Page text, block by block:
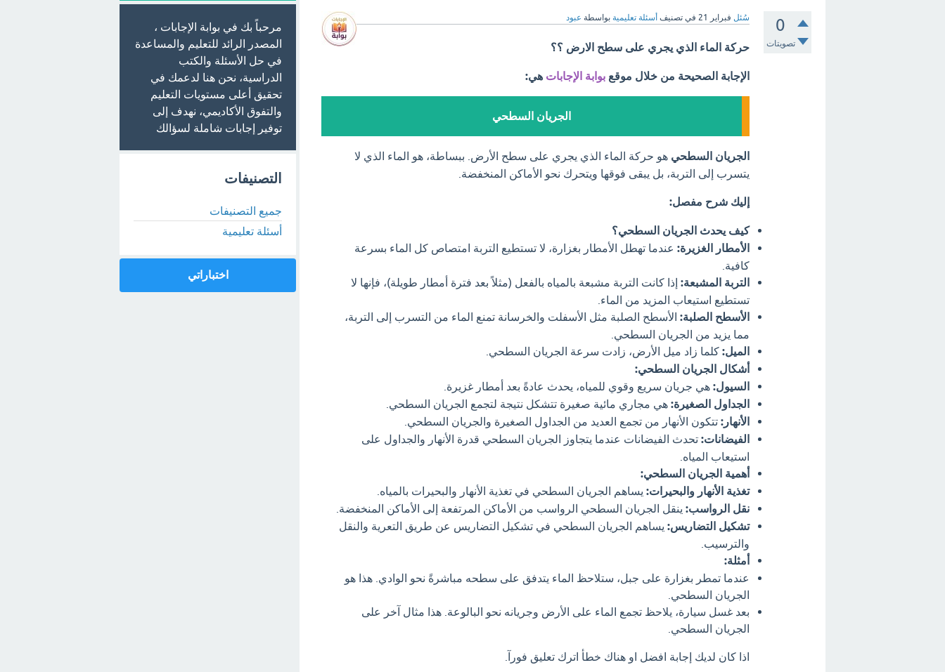
0
تصويتات
سُئل فبراير 21 في تصنيف أسئلة تعليمية بواسطة عبود
حركة الماء الذي يجري على سطح الارض ؟؟
الإجابة الصحيحة من خلال موقع بوابة الإجابات هي:
الجريان السطحي
الجريان السطحي هو حركة الماء الذي يجري على سطح الأرض. ببساطة، هو الماء الذي لا
يتسرب إلى التربة، بل يبقى فوقها ويتحرك نحو الأماكن المنخفضة.
إليك شرح مفصل:
كيف يحدث الجريان السطحي؟
الأمطار الغزيرة: عندما تهطل الأمطار بغزارة، لا تستطيع التربة امتصاص كل الماء بسرعة
كافية.
التربة المشبعة: إذا كانت التربة مشبعة بالمياه بالفعل (مثلاً بعد فترة أمطار طويلة)، فإنها لا
تستطيع استيعاب المزيد من الماء.
الأسطح الصلبة: الأسطح الصلبة مثل الأسفلت والخرسانة تمنع الماء من التسرب إلى التربة،
مما يزيد من الجريان السطحي.
الميل: كلما زاد ميل الأرض، زادت سرعة الجريان السطحي.
أشكال الجريان السطحي:
السيول: هي جريان سريع وقوي للمياه، يحدث عادةً بعد أمطار غزيرة.
الجداول الصغيرة: هي مجاري مائية صغيرة تتشكل نتيجة لتجمع الجريان السطحي.
الأنهار: تتكون الأنهار من تجمع العديد من الجداول الصغيرة والجريان السطحي.
الفيضانات: تحدث الفيضانات عندما يتجاوز الجريان السطحي قدرة الأنهار والجداول على
استيعاب المياه.
أهمية الجريان السطحي:
تغذية الأنهار والبحيرات: يساهم الجريان السطحي في تغذية الأنهار والبحيرات بالمياه.
نقل الرواسب: ينقل الجريان السطحي الرواسب من الأماكن المرتفعة إلى الأماكن المنخفضة.
تشكيل التضاريس: يساهم الجريان السطحي في تشكيل التضاريس عن طريق التعرية والنقل
والترسيب.
أمثلة:
عندما تمطر بغزارة على جبل، ستلاحظ الماء يتدفق على سطحه مباشرةً نحو الوادي. هذا هو
الجريان السطحي.
بعد غسل سيارة، يلاحظ تجمع الماء على الأرض وجريانه نحو البالوعة. هذا مثال آخر على
الجريان السطحي.
اذا كان لديك إجابة افضل او هناك خطأ اترك تعليق فورآ.
مرحباً بك في بوابة الإجابات ،
المصدر الرائد للتعليم والمساعدة
في حل الأسئلة والكتب
الدراسية، نحن هنا لدعمك في
تحقيق أعلى مستويات التعليم
والتفوق الأكاديمي، نهدف إلى
توفير إجابات شاملة لسؤالك
التصنيفات
جميع التصنيفات
أسئلة تعليمية
اختباراتي